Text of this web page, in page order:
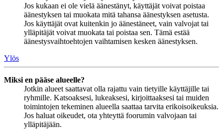
Jos kukaan ei ole vielä äänestänyt, käyttäjät voivat poistaa
äänestyksen tai muokata mitä tahansa äänestyksen asetusta.
Jos käyttäjät ovat kuitenkin jo äänestäneet, vain valvojat tai
ylläpitäjät voivat muokata tai poistaa sen. Tämä estää
äänestysvaihtoehtojen vaihtamisen kesken äänestyksen.
Ylös
Miksi en pääse alueelle?
Jotkin alueet saattavat olla rajattu vain tietyille käyttäjille tai
ryhmille. Katsoaksesi, lukeaksesi, kirjoittaaksesi tai muiden
toimintojen tekeminen alueella saattaa tarvita erikoisoikeuksia.
Jos haluat oikeudet, ota yhteyttä foorumin valvojaan tai
ylläpitäjään.